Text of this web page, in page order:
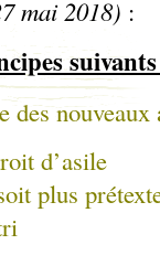
mai 2018) :
des
d’asile
plus